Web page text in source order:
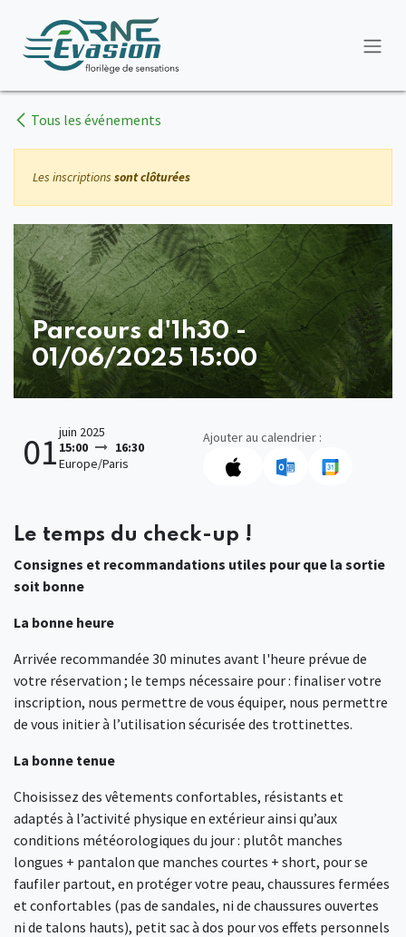
Tous les événements
Les inscriptions sont clôturées
Parcours d'1h30 -
01/06/2025 15:00
01juin 2025
15:00
16:30
Europe/Paris
Ajouter au calendrier :
Le temps du check-up !
Consignes et recommandations utiles pour que la sortie
soit bonne
La bonne heure
Arrivée recommandée 30 minutes avant l'heure prévue de
votre réservation ; le temps nécessaire pour : finaliser votre
inscription, nous permettre de vous équiper, nous permettre
de vous initier à l’utilisation sécurisée des trottinettes.
La bonne tenue
Choisissez des vêtements confortables, résistants et
adaptés à l’activité physique en extérieur ainsi qu’aux
conditions météorologiques du jour : plutôt manches
longues + pantalon que manches courtes + short, pour se
faufiler partout, en protéger votre peau, chaussures fermées
et confortables (pas de sandales, ni de chaussures ouvertes
ni de talons hauts), petit sac à dos pour vos effets personnels